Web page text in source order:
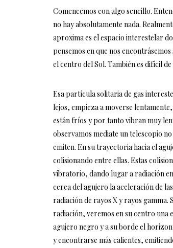
Comencemos con algo sencillo.
no hay absolutamente nada.
aproxima es el espacio interestelar
pensemos en que nos
el centro del Sol. También es difícil
Esa partícula solitaria de gas
lejos, empieza a moverse
están fríos y por tanto vibran muy
observamos mediate un telescopio
emiten. En su trayectoria hacia el
colisionando entre ellas. Estas
vibratorio, dando lugar a radiación
cerca del agujero la aceleración de
radiación de rayos X y rayos gamma.
radiación, veremos en su centro una
agujero negro y a su borde el
y encontrarse más calientes,